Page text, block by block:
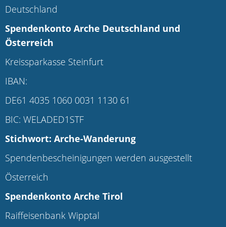
Deutschland
Spendenkonto Arche Deutschland und
Österreich
Kreissparkasse Steinfurt
IBAN:
DE61 4035 1060 0031 1130 61
BIC: WELADED1STF
Stichwort: Arche-Wanderung
Spendenbescheinigungen werden ausgestellt
Österreich
Spendenkonto Arche Tirol
Raiffeisenbank Wipptal